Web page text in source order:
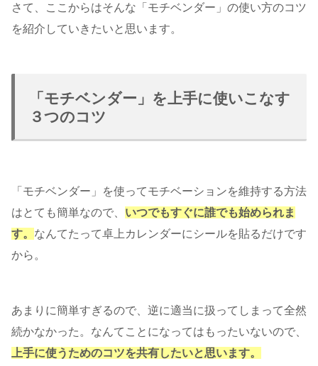
さて、ここからはそんな「モチベンダー」の使い方のコツ
を紹介していきたいと思います。
「モチベンダー」を上手に使いこなす
３つのコツ
「モチベンダー」を使ってモチベーションを維持する方法
はとても簡単なので、 いつでもすぐに誰でも始められま
す。 なんてたって卓上カレンダーにシールを貼るだけです
から。
あまりに簡単すぎるので、逆に適当に扱ってしまって全然
続かなかった。なんてことになってはもったいないので、
上手に使うためのコツを共有したいと思います。